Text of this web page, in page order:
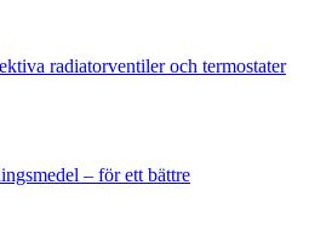
radiatorventiler och termostater
– för ett bättre